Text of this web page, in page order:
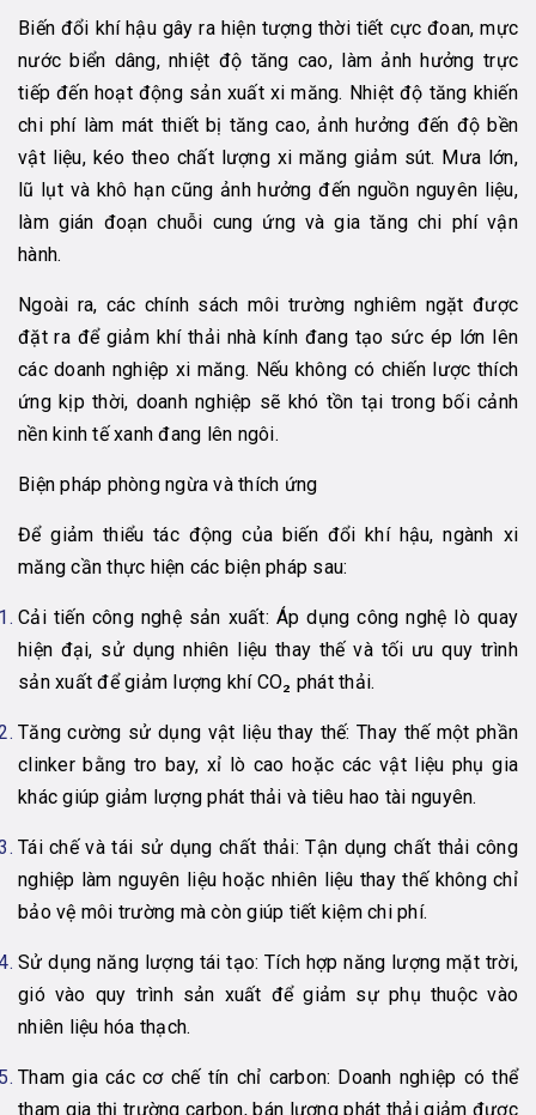
Biến đổi khí hậu gây ra hiện tượng thời tiết cực đoan, mực
nước biển dâng, nhiệt độ tăng cao, làm ảnh hưởng trực
tiếp đến hoạt động sản xuất xi măng. Nhiệt độ tăng khiến
chi phí làm mát thiết bị tăng cao, ảnh hưởng đến độ bền
vật liệu, kéo theo chất lượng xi măng giảm sút. Mưa lớn,
lũ lụt và khô hạn cũng ảnh hưởng đến nguồn nguyên liệu,
làm gián đoạn chuỗi cung ứng và gia tăng chi phí vận
hành.
Ngoài ra, các chính sách môi trường nghiêm ngặt được
đặt ra để giảm khí thải nhà kính đang tạo sức ép lớn lên
các doanh nghiệp xi măng. Nếu không có chiến lược thích
ứng kịp thời, doanh nghiệp sẽ khó tồn tại trong bối cảnh
nền kinh tế xanh đang lên ngôi.
Biện pháp phòng ngừa và thích ứng
Để giảm thiểu tác động của biến đổi khí hậu, ngành xi
măng cần thực hiện các biện pháp sau:
Cải tiến công nghệ sản xuất: Áp dụng công nghệ lò quay
hiện đại, sử dụng nhiên liệu thay thế và tối ưu quy trình
sản xuất để giảm lượng khí CO₂ phát thải.
Tăng cường sử dụng vật liệu thay thế: Thay thế một phần
clinker bằng tro bay, xỉ lò cao hoặc các vật liệu phụ gia
khác giúp giảm lượng phát thải và tiêu hao tài nguyên.
Tái chế và tái sử dụng chất thải: Tận dụng chất thải công
nghiệp làm nguyên liệu hoặc nhiên liệu thay thế không chỉ
bảo vệ môi trường mà còn giúp tiết kiệm chi phí.
Sử dụng năng lượng tái tạo: Tích hợp năng lượng mặt trời,
gió vào quy trình sản xuất để giảm sự phụ thuộc vào
nhiên liệu hóa thạch.
Tham gia các cơ chế tín chỉ carbon: Doanh nghiệp có thể
tham gia thị trường carbon, bán lượng phát thải giảm được